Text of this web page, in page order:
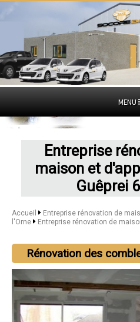
MENU
Entreprise
maison et
Guêprei
Accueil
Entreprise rénovation de
l'Orne
Entreprise rénovation de
Rénovation des